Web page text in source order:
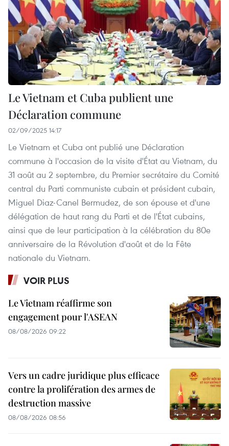
Le Vietnam et Cuba publient une
Déclaration commune
02/09/2025 14:17
Le Vietnam et Cuba ont publié une Déclaration
commune à l'occasion de la visite d'État au Vietnam, du
31 août au 2 septembre, du Premier secrétaire du Comité
central du Parti communiste cubain et président cubain,
Miguel Diaz-Canel Bermudez, de son épouse et d'une
délégation de haut rang du Parti et de l'État cubains,
ainsi que de leur participation à la célébration du 80e
anniversaire de la Révolution d'août et de la Fête
nationale du Vietnam.
VOIR PLUS
Le Vietnam réaffirme son
engagement pour l'ASEAN
08/08/2026 09:22
Vers un cadre juridique plus efficace
contre la prolifération des armes de
destruction massive
08/08/2026 08:56